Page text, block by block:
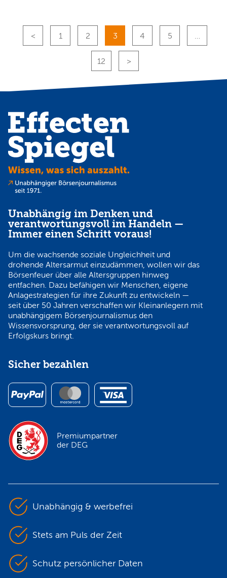
1 2 3 4 5 …
12
Unabhängig im Denken und
verantwortungsvoll im Handeln —
Immer einen Schritt voraus!
Um die wachsende soziale Ungleichheit und
drohende Altersarmut einzudämmen, wollen wir das
Börsenfeuer über alle Altersgruppen hinweg
entfachen. Dazu befähigen wir Menschen, eigene
Anlagestrategien für ihre Zukunft zu entwickeln —
seit über 50 Jahren verschaffen wir Kleinanlegern mit
unabhängigem Börsenjournalismus den
Wissensvorsprung, der sie verantwortungsvoll auf
Erfolgskurs bringt.
Sicher bezahlen
Premiumpartner
der DEG
Unabhängig & werbefrei
Stets am Puls der Zeit
Schutz persönlicher Daten